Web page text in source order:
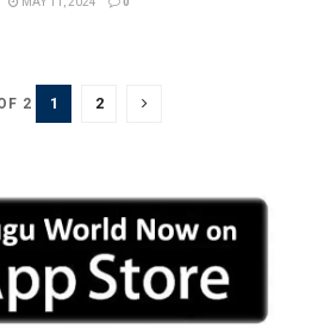
2 1 2